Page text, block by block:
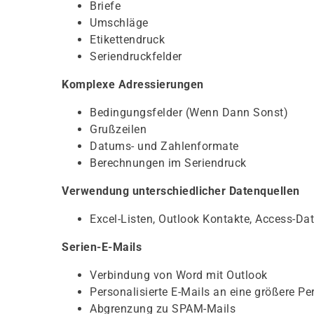
Briefe
Umschläge
Etikettendruck
Seriendruckfelder
Komplexe Adressierungen
Bedingungsfelder (Wenn Dann Sonst)
Grußzeilen
Datums- und Zahlenformate
Berechnungen im Seriendruck
Verwendung unterschiedlicher Datenquellen
Excel-Listen, Outlook Kontakte, Access-
Serien-E-Mails
Verbindung von Word mit Outlook
Personalisierte E-Mails an eine größere
Abgrenzung zu SPAM-Mails